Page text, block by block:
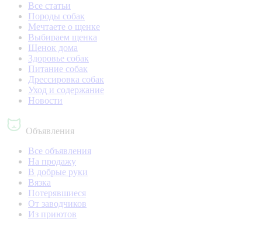
Все статьи
Породы собак
Мечтаете о щенке
Выбираем щенка
Щенок дома
Здоровье собак
Питание собак
Дрессировка собак
Уход и содержание
Новости
Объявления
Все объявления
На продажу
В добрые руки
Вязка
Потерявшиеся
От заводчиков
Из приютов